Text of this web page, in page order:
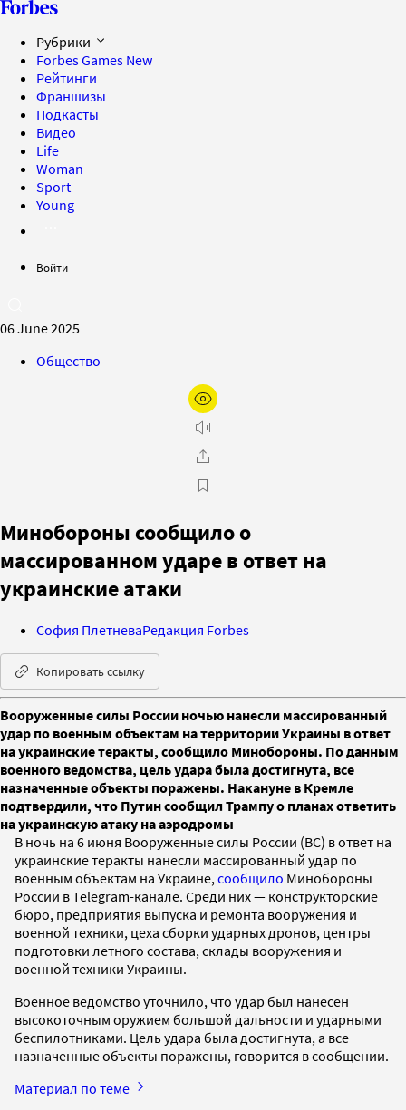
Рубрики
Forbes Games New
Рейтинги
Франшизы
Подкасты
Видео
Life
Woman
Sport
Young
Войти
06 June 2025
Общество
Минобороны сообщило о
массированном ударе в ответ на
украинские атаки
София ПлетневаРедакция Forbes
Копировать ссылку
Вооруженные силы России ночью нанесли массированный
удар по военным объектам на территории Украины в ответ
на украинские теракты, сообщило Минобороны. По данным
военного ведомства, цель удара была достигнута, все
назначенные объекты поражены. Накануне в Кремле
подтвердили, что Путин сообщил Трампу о планах ответить
на украинскую атаку на аэродромы
В ночь на 6 июня Вооруженные силы России (ВС) в ответ на
украинские теракты нанесли массированный удар по
военным объектам на Украине, сообщило Минобороны
России в Telegram-канале. Среди них — конструкторские
бюро, предприятия выпуска и ремонта вооружения и
военной техники, цеха сборки ударных дронов, центры
подготовки летного состава, склады вооружения и
военной техники Украины.
Военное ведомство уточнило, что удар был нанесен
высокоточным оружием большой дальности и ударными
беспилотниками. Цель удара была достигнута, а все
назначенные объекты поражены, говорится в сообщении.
Материал по теме